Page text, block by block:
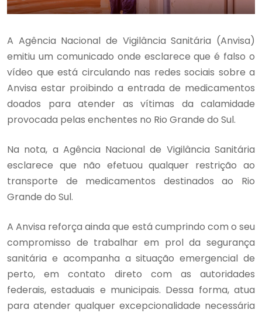
A Agência Nacional de Vigilância Sanitária (Anvisa)
emitiu um comunicado onde esclarece que é falso o
vídeo que está circulando nas redes sociais sobre a
Anvisa estar proibindo a entrada de medicamentos
doados para atender as vítimas da calamidade
provocada pelas enchentes no Rio Grande do Sul.
Na nota, a Agência Nacional de Vigilância Sanitária
esclarece que não efetuou qualquer restrição ao
transporte de medicamentos destinados ao Rio
Grande do Sul.
A Anvisa reforça ainda que está cumprindo com o seu
compromisso de trabalhar em prol da segurança
sanitária e acompanha a situação emergencial de
perto, em contato direto com as autoridades
federais, estaduais e municipais. Dessa forma, atua
para atender qualquer excepcionalidade necessária